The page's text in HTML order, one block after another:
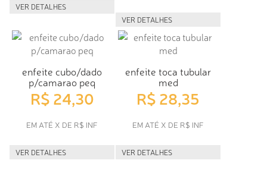
VER DETALHES
VER DETALHES
enfeite cubo/dado
p/camarao peq
R$ 24,30
EM ATÉ X DE R$ INF
VER DETALHES
enfeite toca tubular
med
R$ 28,35
EM ATÉ X DE R$ INF
VER DETALHES